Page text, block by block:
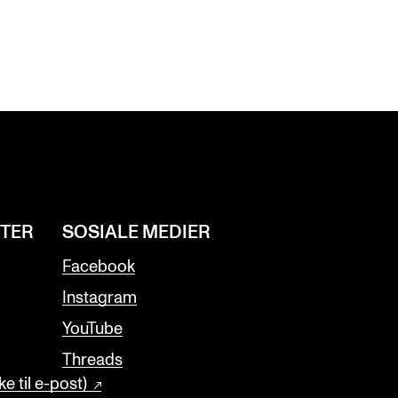
til e-post)
SOSIALE MEDIER
Facebook
Instagram
YouTube
Threads